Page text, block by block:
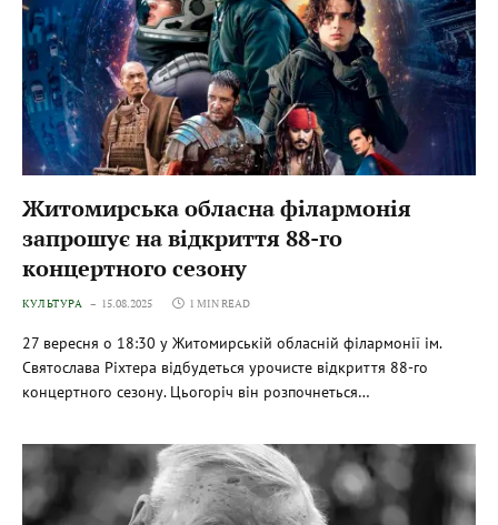
Житомирська обласна філармонія
запрошує на відкриття 88-го
концертного сезону
КУЛЬТУРА 15.08.2025 1 MIN READ
27 вересня о 18:30 у Житомирській обласній філармонії ім.
Святослава Ріхтера відбудеться урочисте відкриття 88-го
концертного сезону. Цьогоріч він розпочнеться…